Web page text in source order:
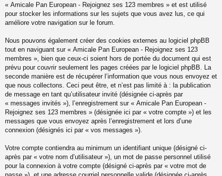
« Amicale Pan European - Rejoignez ses 123 membres » et est utilisé
pour stocker les informations sur les sujets que vous avez lus, ce qui
améliore votre navigation sur le forum.
Nous pouvons également créer des cookies externes au logiciel phpBB
tout en naviguant sur « Amicale Pan European - Rejoignez ses 123
membres », bien que ceux-ci soient hors de portée du document qui est
prévu pour couvrir seulement les pages créées par le logiciel phpBB. La
seconde manière est de récupérer l’information que vous nous envoyez et
que nous collectons. Ceci peut être, et n’est pas limité à : la publication
de message en tant qu’utilisateur invité (désignée ci-après par
« messages invités »), l’enregistrement sur « Amicale Pan European -
Rejoignez ses 123 membres » (désignée ici par « votre compte ») et les
messages que vous envoyez après l’enregistrement et lors d’une
connexion (désignés ici par « vos messages »).
Votre compte contiendra au minimum un identifiant unique (désigné ci-
après par « votre nom d’utilisateur »), un mot de passe personnel utilisé
pour la connexion à votre compte (désigné ci-après par « votre mot de
passe »), et une adresse courriel personnelle valide (désignée ci-après